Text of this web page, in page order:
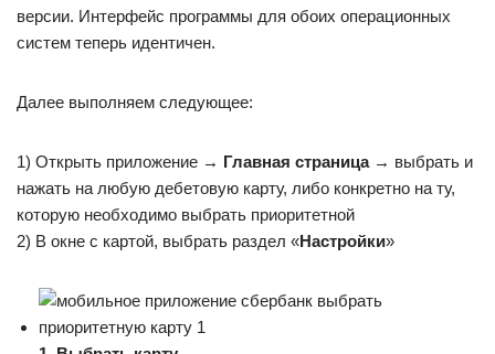
версии. Интерфейс программы для обоих операционных
систем теперь идентичен.
Далее выполняем следующее:
1) Открыть приложение → Главная страница → выбрать и
нажать на любую дебетовую карту, либо конкретно на ту,
которую необходимо выбрать приоритетной
2) В окне с картой, выбрать раздел «Настройки»